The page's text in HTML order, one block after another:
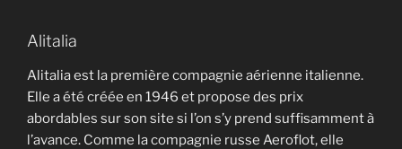
Alitalia
Alitalia est la première compagnie aérienne italienne.
Elle a été créée en 1946 et propose des prix
abordables sur son site si l’on s’y prend suffisamment à
l’avance. Comme la compagnie russe Aeroflot, elle